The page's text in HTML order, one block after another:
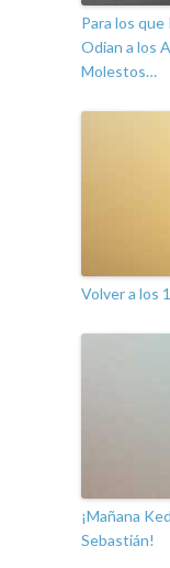
Para los
Odian a los
Molestos…
Volver a los
¡Mañana
Sebastián!